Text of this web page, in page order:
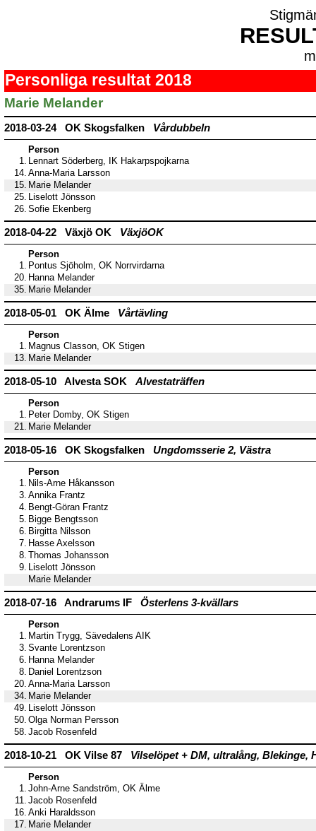
Personliga resultat 2018
Marie Melander
2018-03-24 OK Skogsfalken Vårdubbeln
Person
1. Lennart Söderberg, IK Hakarpspojkarna
14. Anna-Maria Larsson
15. Marie Melander
25. Liselott Jönsson
26. Sofie Ekenberg
2018-04-22 Växjö OK VäxjöOK
Person
1. Pontus Sjöholm, OK Norrvirdarna
20. Hanna Melander
35. Marie Melander
2018-05-01 OK Älme Vårtävling
Person
1. Magnus Classon, OK Stigen
13. Marie Melander
2018-05-10 Alvesta SOK Alvestaträffen
Person
1. Peter Domby, OK Stigen
21. Marie Melander
2018-05-16 OK Skogsfalken Ungdomsserie 2, Västra
Person
1. Nils-Arne Håkansson
3. Annika Frantz
4. Bengt-Göran Frantz
5. Bigge Bengtsson
6. Birgitta Nilsson
7. Hasse Axelsson
8.
Thomas Johansson
9. Liselott Jönsson
Marie Melander
2018-07-16 Andrarums IF Österlens 3-kvällars
Person
1. Martin Trygg, Sävedalens AIK
3. Svante Lorentzson
6. Hanna Melander
8. Daniel Lorentzson
20. Anna-Maria Larsson
34. Marie Melander
49. Liselott Jönsson
50. Olga Norman Persson
58. Jacob Rosenfeld
2018-10-21 OK Vilse 87 Vilselöpet + DM, ultralång, Blekinge,
Person
1. John-Arne Sandström, OK Älme
11. Jacob Rosenfeld
16. Anki Haraldsson
17. Marie Melander